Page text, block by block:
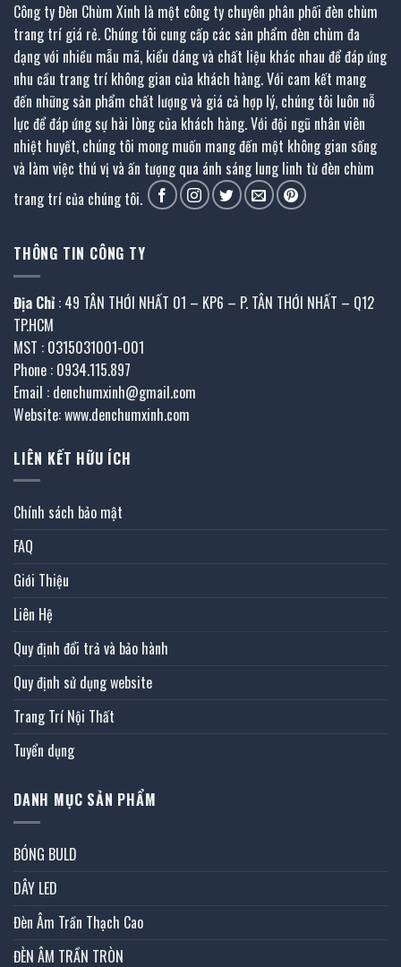
Công ty Đèn Chùm Xinh là một công ty chuyên phân phối đèn chùm
trang trí giá rẻ. Chúng tôi cung cấp các sản phẩm đèn chùm đa
dạng với nhiều mẫu mã, kiểu dáng và chất liệu khác nhau để đáp ứng
nhu cầu trang trí không gian của khách hàng. Với cam kết mang
đến những sản phẩm chất lượng và giá cả hợp lý, chúng tôi luôn nỗ
lực để đáp ứng sự hài lòng của khách hàng. Với đội ngũ nhân viên
nhiệt huyết, chúng tôi mong muốn mang đến một không gian sống
và làm việc thú vị và ấn tượng qua ánh sáng lung linh từ đèn chùm
trang trí của chúng tôi.
THÔNG TIN CÔNG TY
Địa Chỉ : 49 TÂN THỚI NHẤT 01 – KP6 – P. TÂN THỚI NHẤT – Q12
TP.HCM
MST : 0315031001-001
Phone : 0934.115.897
Email : denchumxinh@gmail.com
Website: www.denchumxinh.com
LIÊN KẾT HỮU ÍCH
Chính sách bảo mật
FAQ
Giới Thiệu
Liên Hệ
Quy định đổi trả và bảo hành
Quy định sử dụng website
Trang Trí Nội Thất
Tuyển dụng
DANH MỤC SẢN PHẨM
BÓNG BULD
DÂY LED
Đèn Âm Trần Thạch Cao
ĐÈN ÂM TRẦN TRÒN